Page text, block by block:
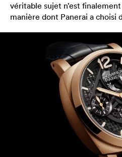
véritable sujet n’est
manière dont Panerai a